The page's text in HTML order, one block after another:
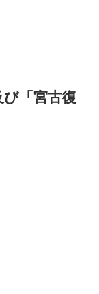
び「宮古復